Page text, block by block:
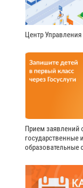
Центр
Прием заявлений
образовательные